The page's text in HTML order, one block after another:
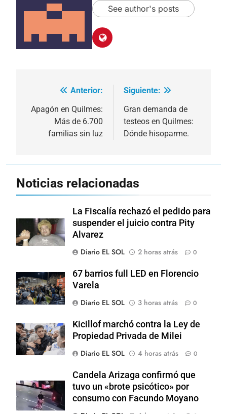
See author's posts
Navegación
de
entradas
Anterior:
Apagón en Quilmes:
Más de 6.700
familias sin luz
Siguiente:
Gran demanda de
testeos en Quilmes:
Dónde hisoparme.
Noticias relacionadas
La Fiscalía rechazó el pedido para
suspender el juicio contra Pity
Alvarez
Diario EL SOL
2 horas atrás 0
67 barrios full LED en Florencio
Varela
Diario EL SOL
3 horas atrás 0
Kicillof marchó contra la Ley de
Propiedad Privada de Milei
Diario EL SOL
4 horas atrás 0
Candela Arizaga confirmó que
tuvo un «brote psicótico» por
consumo con Facundo Moyano